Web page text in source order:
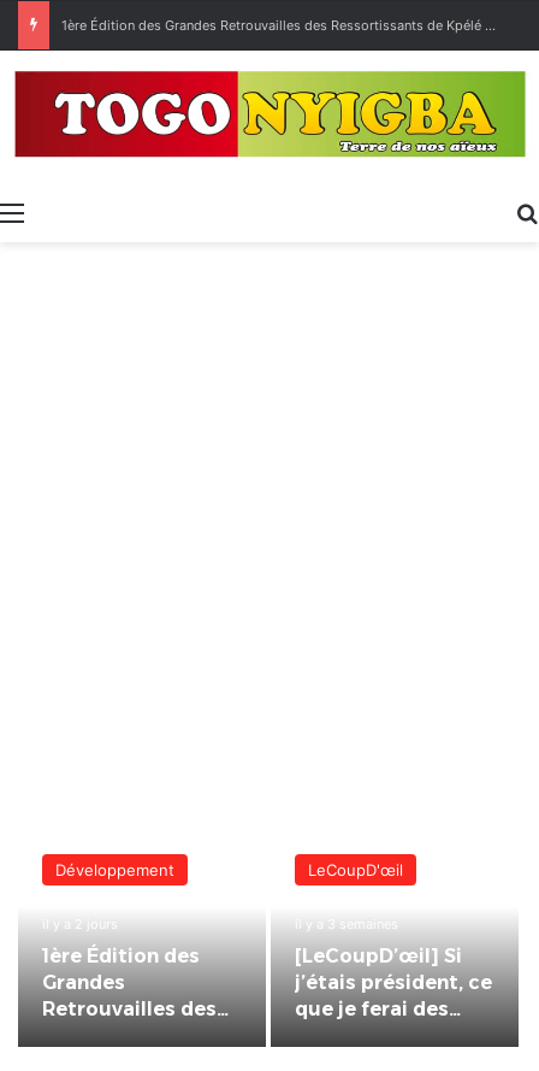
1ère Édition des Grandes Retrouvailles des Ressortissants de Kpélé Govié Apégamé / Sokpé
Menu
Développement
il y a 2 jours
1ère Édition des
Grandes
Retrouvailles des
LeCoupD'œil
il y a 3 semaines
[LeCoupD’œil] Si
j’étais président, ce
que je ferai des